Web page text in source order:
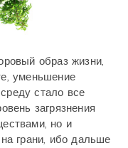
образ жизни,
уменьшение
стало все
загрязнения
но и
грани, ибо дальше